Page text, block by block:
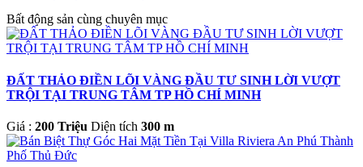
Bất động sản cùng chuyên mục
ĐẤT THẢO ĐIỀN LÕI VÀNG ĐẦU TƯ SINH LỜI VƯỢT
TRỘI TẠI TRUNG TÂM TP HỒ CHÍ MINH
Giá : 200 Triệu Diện tích 300 m